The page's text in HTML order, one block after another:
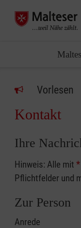
Vorlesen
Kontakt
Ihre
Hinweis: Alle mit *
Pflichtfelder und
Zur Person
Anrede